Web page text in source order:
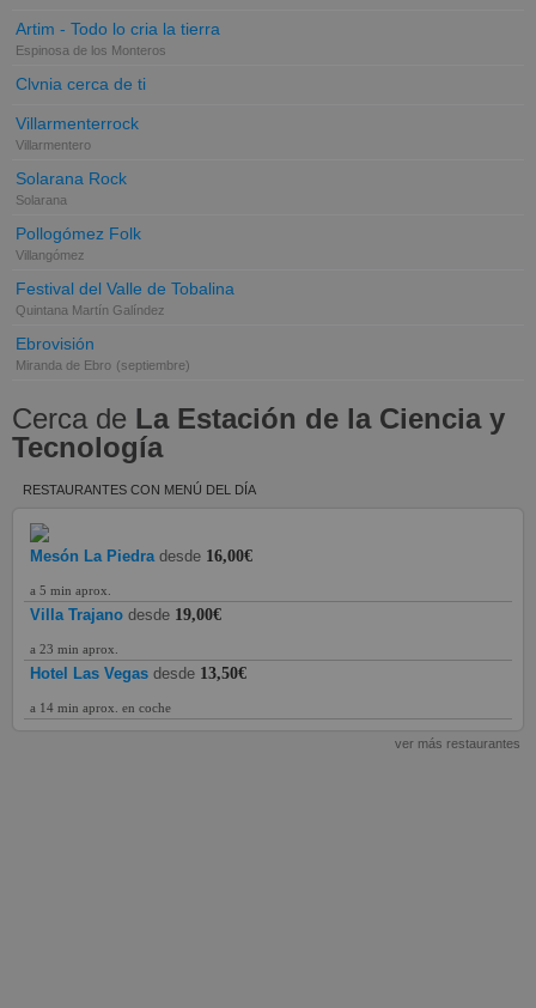
Artim - Todo lo cria la tierra
Espinosa de los Monteros
Clvnia cerca de ti
Villarmenterrock
Villarmentero
Solarana Rock
Solarana
Pollogómez Folk
Villangómez
Festival del Valle de Tobalina
Quintana Martín Galíndez
Ebrovisión
Miranda de Ebro (septiembre)
Cerca de La Estación de la Ciencia y
Tecnología
RESTAURANTES CON MENÚ DEL DÍA
Mesón La Piedra desde 16,00€
a 5 min aprox.
Villa Trajano desde 19,00€
a 23 min aprox.
Hotel Las Vegas desde 13,50€
a 14 min aprox. en coche
ver más restaurantes